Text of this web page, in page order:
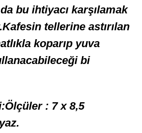
bu ihtiyacı karşılamak
tellerine astırılan
koparıp yuva
bi
: 7 x 8,5